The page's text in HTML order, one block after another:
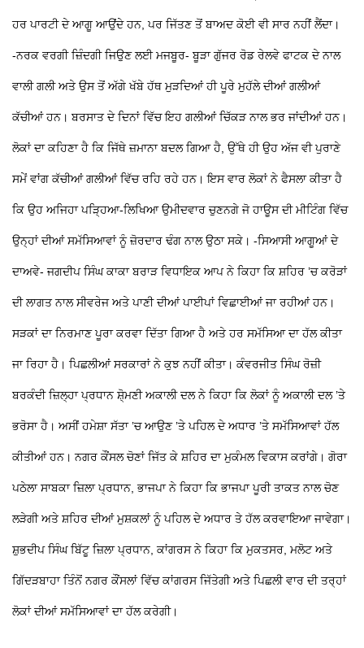
ਹਰ ਪਾਰਟੀ ਦੇ ਆਗੂ ਆਉਂਦੇ ਹਨ, ਪਰ ਜਿੱਤਣ ਤੋਂ ਬਾਅਦ ਕੋਈ ਵੀ ਸਾਰ ਨਹੀਂ ਲੈਂਦਾ।
-ਨਰਕ ਵਰਗੀ ਜ਼ਿੰਦਗੀ ਜਿਉਣ ਲਈ ਮਜਬੂਰ-ਬੂੜਾ ਗੁੱਜਰ ਰੋਡ ਰੇਲਵੇ ਫਾਟਕ ਦੇ ਨਾਲ
ਵਾਲੀ ਗਲੀ ਅਤੇ ਉਸ ਤੋਂ ਅੱਗੇ ਖੱਬੇ ਹੱਥ ਮੁੜਦਿਆਂ ਹੀ ਪੂਰੇ ਮੁਹੱਲੇ ਦੀਆਂ ਗਲੀਆਂ
ਕੱਚੀਆਂ ਹਨ। ਬਰਸਾਤ ਦੇ ਦਿਨਾਂ ਵਿੱਚ ਇਹ ਗਲੀਆਂ ਚਿੱਕੜ ਨਾਲ ਭਰ ਜਾਂਦੀਆਂ ਹਨ।
ਲੋਕਾਂ ਦਾ ਕਹਿਣਾ ਹੈ ਕਿ ਜਿੱਥੇ ਜ਼ਮਾਨਾ ਬਦਲ ਗਿਆ ਹੈ, ਉੱਥੇ ਹੀ ਉਹ ਅੱਜ ਵੀ ਪੁਰਾਣੇ
ਸਮੇਂ ਵਾਂਗ ਕੱਚੀਆਂ ਗਲੀਆਂ ਵਿੱਚ ਰਹਿ ਰਹੇ ਹਨ। ਇਸ ਵਾਰ ਲੋਕਾਂ ਨੇ ਫੈਸਲਾ ਕੀਤਾ ਹੈ
ਕਿ ਉਹ ਅਜਿਹਾ ਪੜ੍ਹਿਆ-ਲਿਖਿਆ ਉਮੀਦਵਾਰ ਚੁਣਨਗੇ ਜੋ ਹਾਊਸ ਦੀ ਮੀਟਿੰਗ ਵਿੱਚ
ਉਨ੍ਹਾਂ ਦੀਆਂ ਸਮੱਸਿਆਵਾਂ ਨੂੰ ਜ਼ੋਰਦਾਰ ਢੰਗ ਨਾਲ ਉਠਾ ਸਕੇ। -ਸਿਆਸੀ ਆਗੂਆਂ ਦੇ
ਦਾਅਵੇ-ਜਗਦੀਪ ਸਿੰਘ ਕਾਕਾ ਬਰਾੜ ਵਿਧਾਇਕ ਆਪ ਨੇ ਕਿਹਾ ਕਿ ਸ਼ਹਿਰ ’ਚ ਕਰੋੜਾਂ
ਦੀ ਲਾਗਤ ਨਾਲ ਸੀਵਰੇਜ ਅਤੇ ਪਾਣੀ ਦੀਆਂ ਪਾਈਪਾਂ ਵਿਛਾਈਆਂ ਜਾ ਰਹੀਆਂ ਹਨ।
ਸੜਕਾਂ ਦਾ ਨਿਰਮਾਣ ਪੂਰਾ ਕਰਵਾ ਦਿੱਤਾ ਗਿਆ ਹੈ ਅਤੇ ਹਰ ਸਮੱਸਿਆ ਦਾ ਹੱਲ ਕੀਤਾ
ਜਾ ਰਿਹਾ ਹੈ। ਪਿਛਲੀਆਂ ਸਰਕਾਰਾਂ ਨੇ ਕੁਝ ਨਹੀਂ ਕੀਤਾ।ਕੰਵਰਜੀਤ ਸਿੰਘ ਰੋਜ਼ੀ
ਬਰਕੰਦੀ ਜ਼ਿਲ੍ਹਾ ਪ੍ਰਧਾਨ ਸ਼ੋ੍ਮਣੀ ਅਕਾਲੀ ਦਲ ਨੇ ਕਿਹਾ ਕਿ ਲੋਕਾਂ ਨੂੰ ਅਕਾਲੀ ਦਲ ’ਤੇ
ਭਰੋਸਾ ਹੈ। ਅਸੀਂ ਹਮੇਸ਼ਾ ਸੱਤਾ ’ਚ ਆਉਣ ’ਤੇ ਪਹਿਲ ਦੇ ਅਧਾਰ ’ਤੇ ਸਮੱਸਿਆਵਾਂ ਹੱਲ
ਕੀਤੀਆਂ ਹਨ। ਨਗਰ ਕੌਂਸਲ ਚੋਣਾਂ ਜਿੱਤ ਕੇ ਸ਼ਹਿਰ ਦਾ ਮੁਕੰਮਲ ਵਿਕਾਸ ਕਰਾਂਗੇ। ਗੋਰਾ
ਪਠੇਲਾ ਸਾਬਕਾ ਜ਼ਿਲਾ ਪ੍ਰਧਾਨ, ਭਾਜਪਾ ਨੇ ਕਿਹਾ ਕਿ ਭਾਜਪਾ ਪੂਰੀ ਤਾਕਤ ਨਾਲ ਚੋਣ
ਲੜੇਗੀ ਅਤੇ ਸ਼ਹਿਰ ਦੀਆਂ ਮੁਸ਼ਕਲਾਂ ਨੂੰ ਪਹਿਲ ਦੇ ਅਧਾਰ ਤੇ ਹੱਲ ਕਰਵਾਇਆ ਜਾਵੇਗਾ।
ਸ਼ੁਭਦੀਪ ਸਿੰਘ ਬਿੱਟੂ ਜ਼ਿਲਾ ਪ੍ਰਧਾਨ, ਕਾਂਗਰਸ ਨੇ ਕਿਹਾ ਕਿ ਮੁਕਤਸਰ, ਮਲੋਟ ਅਤੇ
ਗਿੱਦੜਬਾਹਾ ਤਿੰਨੋਂ ਨਗਰ ਕੌਂਸਲਾਂ ਵਿੱਚ ਕਾਂਗਰਸ ਜਿੱਤੇਗੀ ਅਤੇ ਪਿਛਲੀ ਵਾਰ ਦੀ ਤਰ੍ਹਾਂ
ਲੋਕਾਂ ਦੀਆਂ ਸਮੱਸਿਆਵਾਂ ਦਾ ਹੱਲ ਕਰੇਗੀ।